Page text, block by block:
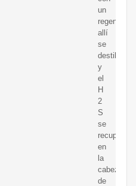
un
allí
se
destila
y
el
H
2
S
se
recupera
en
la
cabeza
de